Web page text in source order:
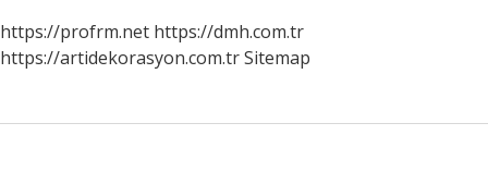
https://profrm.net https://dmh.com.tr
https://artidekorasyon.com.trSitemap